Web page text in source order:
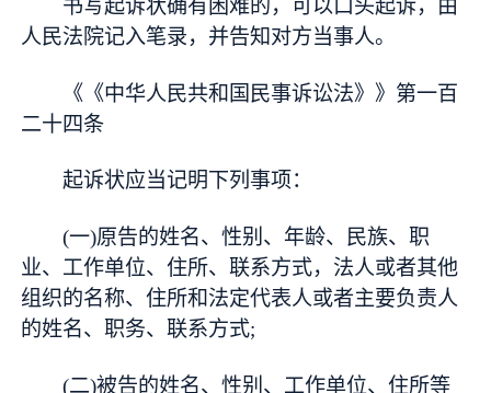
书写起诉状确有困难的，可以口头起诉，由
人民法院记入笔录，并告知对方当事人。
《《中华人民共和国民事诉讼法》》第一百
二十四条
起诉状应当记明下列事项：
(一)原告的姓名、性别、年龄、民族、职
业、工作单位、住所、联系方式，法人或者其他
组织的名称、住所和法定代表人或者主要负责人
的姓名、职务、联系方式;
(二)被告的姓名、性别、工作单位、住所等